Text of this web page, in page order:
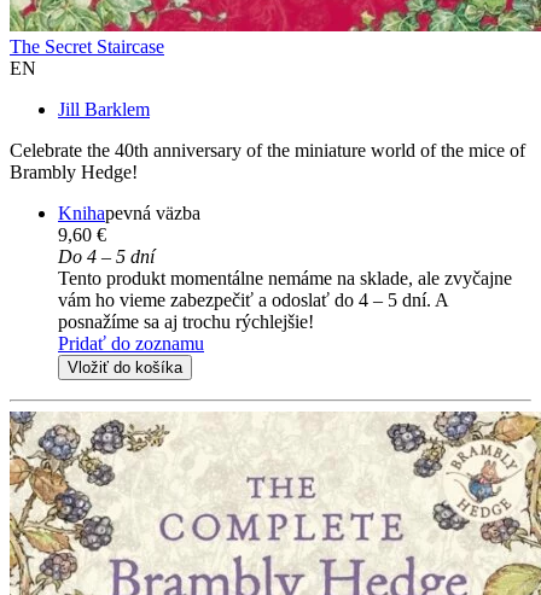
The Secret Staircase
EN
Jill Barklem
Celebrate the 40th anniversary of the miniature world of the mice of
Brambly Hedge!
Knihapevná väzba
9,60 €
Do 4 – 5 dní
Tento produkt momentálne nemáme na sklade, ale zvyčajne
vám ho vieme zabezpečiť a odoslať do 4 – 5 dní. A
posnažíme sa aj trochu rýchlejšie!
Pridať do zoznamu
Vložiť do košíka